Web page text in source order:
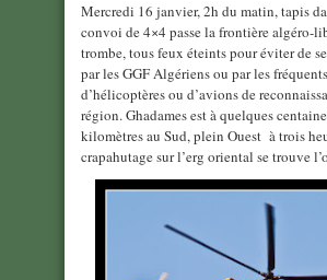
Mercredi 16 janvier, 2h du matin, tapis
convoi de 4×4 passe la frontière algéro-
trombe, tous feux éteints pour éviter de
par les GGF Algériens ou par les
d’hélicoptères ou d’avions de
région. Ghadames est à quelques
kilomètres au Sud, plein Ouest à trois
crapahutage sur l’erg oriental se trouve